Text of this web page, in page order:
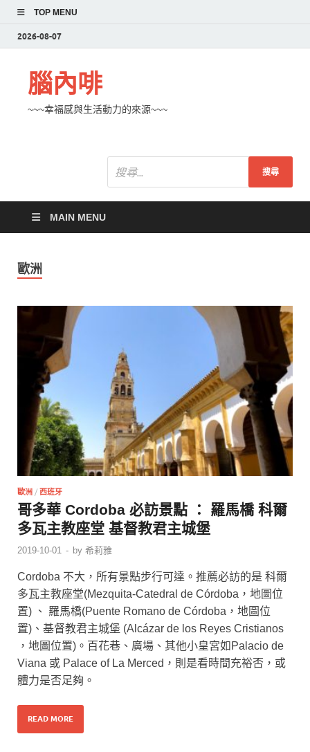
TOP MENU
2026-08-07
腦內啡
~~~幸福感與生活動力的來源~~~
MAIN MENU
歐洲
歐洲 / 西班牙
哥多華 Cordoba 必訪景點 ： 羅馬橋 科爾
多瓦主教座堂 基督教君主城堡
2019-10-01 - by 希莉雅
Cordoba 不大，所有景點步行可達。推薦必訪的是 科爾
多瓦主教座堂(Mezquita-Catedral de Córdoba，地圖位
置) 、 羅馬橋(Puente Romano de Córdoba，地圖位
置)、基督教君主城堡 (Alcázar de los Reyes Cristianos
，地圖位置)。百花巷、廣場、其他小皇宮如Palacio de
Viana 或 Palace of La Merced，則是看時間充裕否，或
體力是否足夠。
READ MORE